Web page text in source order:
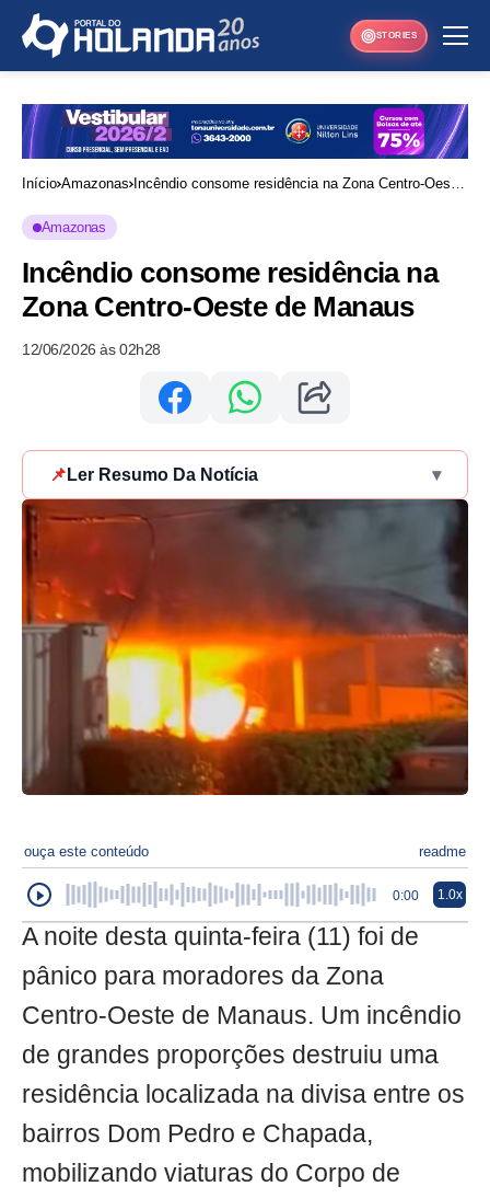
STORIES
Início Amazonas Incêndio consome residência na Zona Centro-Oeste
Amazonas
Incêndio consome residência na
Zona Centro-Oeste de Manaus
12/06/2026 às 02h28
📌 Ler Resumo Da Notícia ▾
ouça este conteúdo readme
0:00 1.0x
A noite desta quinta-feira (11) foi de
pânico para moradores da Zona
Centro-Oeste de Manaus. Um incêndio
de grandes proporções destruiu uma
residência localizada na divisa entre os
bairros Dom Pedro e Chapada,
mobilizando viaturas do Corpo de